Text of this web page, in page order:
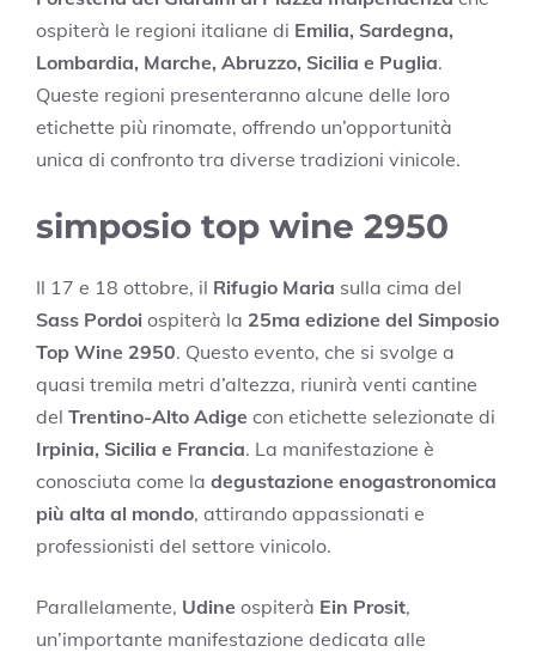
ospiterà le regioni italiane di Emilia, Sardegna,
Lombardia, Marche, Abruzzo, Sicilia e Puglia.
Queste regioni presenteranno alcune delle loro
etichette più rinomate, offrendo un’opportunità
unica di confronto tra diverse tradizioni vinicole.
simposio top wine 2950
Il 17 e 18 ottobre, il Rifugio Maria sulla cima del
Sass Pordoi ospiterà la 25ma edizione del Simposio
Top Wine 2950. Questo evento, che si svolge a
quasi tremila metri d’altezza, riunirà venti cantine
del Trentino-Alto Adige con etichette selezionate di
Irpinia, Sicilia e Francia. La manifestazione è
conosciuta come la degustazione enogastronomica
più alta al mondo, attirando appassionati e
professionisti del settore vinicolo.
Parallelamente, Udine ospiterà Ein Prosit,
un’importante manifestazione dedicata alle